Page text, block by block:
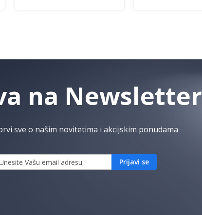
na Newsletter
sve o našim novitetima i akcijskim ponudama
Prijavi se